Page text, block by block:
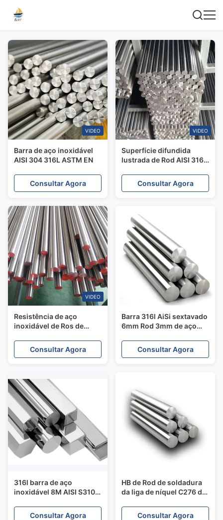
VIDEO
Barra de aço inoxidável
AISI 304 316L ASTM EN
Consultar Agora
VIDEO
Superfície difundida
lustrada de Rod AISI 316
inoxidável brilhantes
Consultar Agora
VIDEO
Resistência de aço
inoxidável de Ros de
barra de S30815 S32305
Consultar Agora
Barra 316l AiSi sextavado
6mm Rod 3mm de aço
inoxidável de ASTM 316
Consultar Agora
316l barra de aço
inoxidável 8M AISI S310S
ASME
Consultar Agora
HB de Rod de soldadura
da liga de níquel C276 de
Rod B2
Consultar Agora